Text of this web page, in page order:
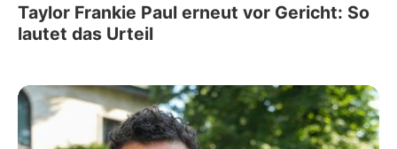
Taylor Frankie Paul erneut vor Gericht: So
lautet das Urteil